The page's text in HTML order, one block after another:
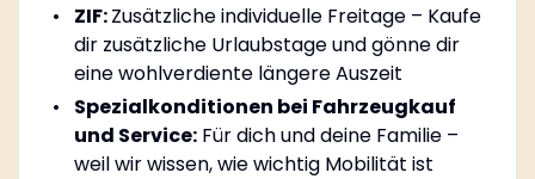
ZIF:Zusätzliche individuelle Freitage – Kaufe
dir zusätzliche Urlaubstage und gönne dir
eine wohlverdiente längere Auszeit
Spezialkonditionen bei Fahrzeugkauf
und Service:Für dich und deine Familie –
weil wir wissen, wie wichtig Mobilität ist